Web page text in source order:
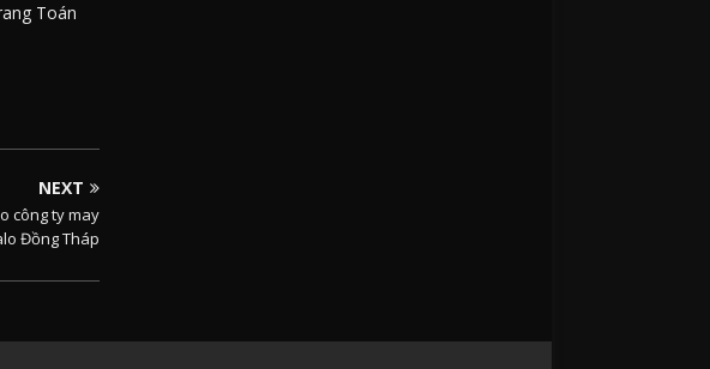
Toán
NEXT
công ty may
Đồng Tháp